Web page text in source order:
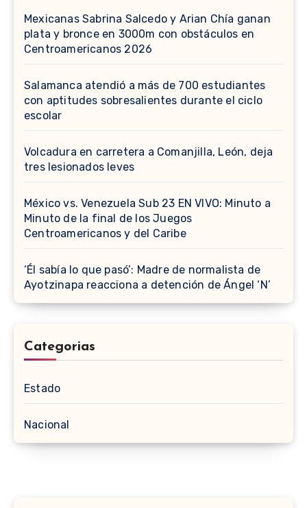
Mexicanas Sabrina Salcedo y Arian Chía ganan
plata y bronce en 3000m con obstáculos en
Centroamericanos 2026
Salamanca atendió a más de 700 estudiantes
con aptitudes sobresalientes durante el ciclo
escolar
Volcadura en carretera a Comanjilla, León, deja
tres lesionados leves
México vs. Venezuela Sub 23 EN VIVO: Minuto a
Minuto de la final de los Juegos
Centroamericanos y del Caribe
‘Él sabía lo que pasó’: Madre de normalista de
Ayotzinapa reacciona a detención de Ángel ‘N’
Categorias
Estado
Nacional